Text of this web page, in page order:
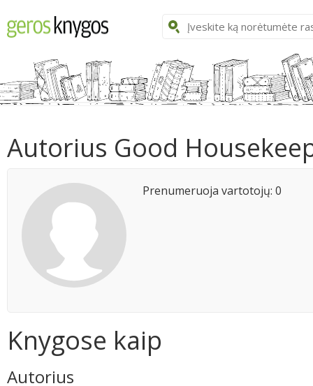
Autorius Good
Prenumeruoja vartotojų: 0
Knygose kaip
Autorius